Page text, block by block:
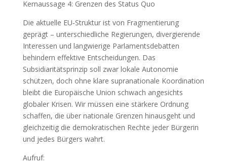
Kernaussage 4: Grenzen des Status Quo
Die aktuelle EU‑Struktur ist von Fragmentierung
geprägt – unterschiedliche Regierungen, divergierende
Interessen und langwierige Parlamentsdebatten
behindern effektive Entscheidungen. Das
Subsidiaritätsprinzip soll zwar lokale Autonomie
schützen, doch ohne klare supranationale Koordination
bleibt die Europäische Union schwach angesichts
globaler Krisen. Wir müssen eine stärkere Ordnung
schaffen, die über nationale Grenzen hinausgeht und
gleichzeitig die demokratischen Rechte jeder Bürgerin
und jedes Bürgers wahrt.
Aufruf: